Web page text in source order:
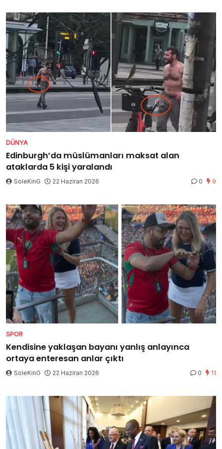
DÜNYA
Edinburgh’da müslümanları maksat alan
ataklarda 5 kişi yaralandı
SoleKinG 22 Haziran 2026 0 9
SPOR
Kendisine yaklaşan bayanı yanlış anlayınca
ortaya enteresan anlar çıktı
SoleKinG 22 Haziran 2026 0 11